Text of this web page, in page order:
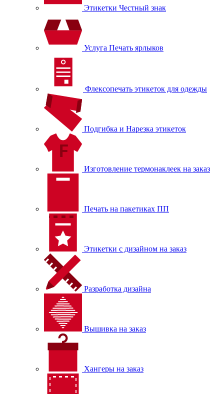
Этикетки Честный знак
Услуга Печать ярлыков
Флексопечать этикеток для одежды
Подгибка и Нарезка этикеток
Изготовление термонаклеек на заказ
Печать на пакетиках ПП
Этикетки с дизайном на заказ
Разработка дизайна
Вышивка на заказ
Хангеры на заказ